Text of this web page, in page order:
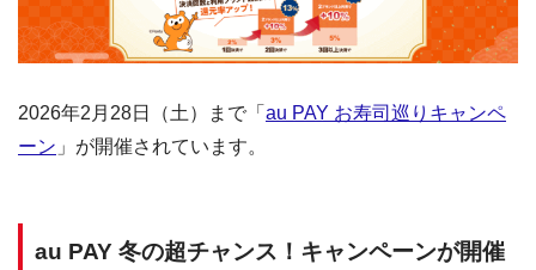
2026年2月28日（土）まで「 au PAY お寿司巡りキャンペ
ーン 」が開催されています。
au PAY 冬の超チャンス！キャンペーンが開催